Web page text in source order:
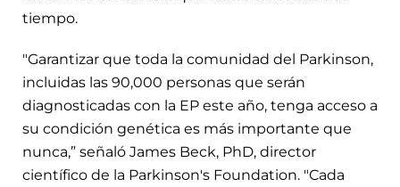
tiempo.
"Garantizar que toda la comunidad del Parkinson,
incluidas las 90,000 personas que serán
diagnosticadas con la EP este año, tenga acceso a
su condición genética es más importante que
nunca,” señaló James Beck, PhD, director
científico de la Parkinson's Foundation. "Cada